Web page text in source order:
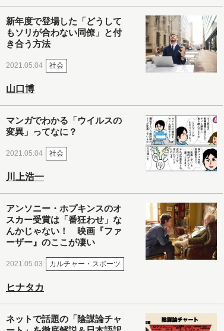
新年度で登場した「どうして
もソリが合わない同僚」と付
き合う方法
2021.05.04 社会
山口博
マンガでわかる「ウイルスの
変異」ってなに？
2021.05.04 社会
川上浩一
アンソニー・ホプキンスのオ
スカー受賞は「番狂わせ」な
んかじゃない！ 映画『ファ
ーザー』のここが凄い
2021.05.03 カルチャー・スポーツ
ヒナタカ
ネットで話題の「陰謀論チャ